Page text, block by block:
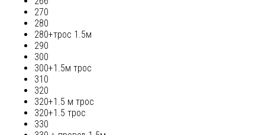
270
280
280+трос 1.5м
290
300
300+1.5м трос
310
320
320+1.5 м трос
320+1.5 трос
330